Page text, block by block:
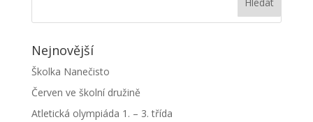
Nejnovější
Školka Nanečisto
Červen ve školní družině
Atletická olympiáda 1. – 3. třída